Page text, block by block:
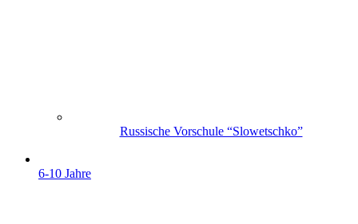
Russische Vorschule “Slowetschko”
6-10 Jahre